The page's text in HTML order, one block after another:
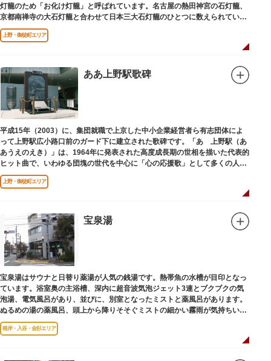
灯籠のため「お化け灯籠」と呼ばれています。名古屋の熱田神宮の石灯籠、
京都南禅寺の大石灯籠と合わせて日本三大石灯籠のひとつに数えられていま
す。
上野・御徒町エリア
ああ上野駅歌碑
平成15年（2003）に、集団就職で上京した中小企業経営者ら有志団体によ
って上野駅広小路口前のガード下に建立された歌碑です。「あゝ上野駅（あ
あうえのえき）」は、1964年に発表された高度成長期の世相を描いた代表的
ヒット曲で、いわゆる団塊の世代を中心に「心の応援歌」として多くの人々
に勇気と感動を与えました。
上野・御徒町エリア
宝泉湯
宝泉湯はサウナと日替り薬湯が人気の銭湯です。熱帯魚の水槽が目印となっ
ています。浴室奥の主浴槽、深内に超音波気泡ジェット3連とブクブクの気
泡湯、電気風呂があり、並びに、別室となったミストと薬風呂があります。
ぬるめの湯の薬風呂、頭上から降りそそぐミストの細かい霧雨が気持ちいい
と評判です。
根岸・入谷・金杉エリア